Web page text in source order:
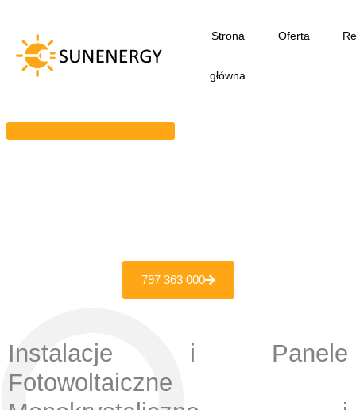
treści
Strona
główna
Oferta
797 363 000
Instalacje i Panele
Fotowoltaiczne